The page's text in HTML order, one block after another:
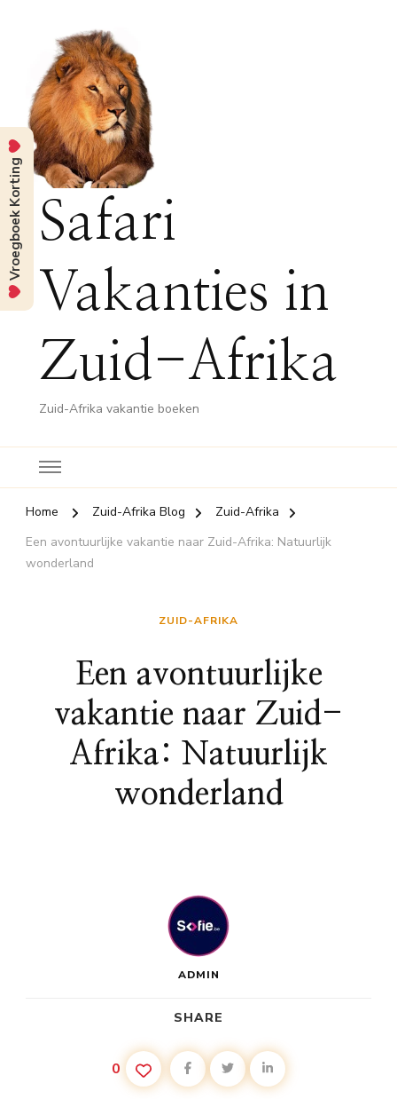
Safari
Vakanties in
Zuid-Afrika
Zuid-Afrika vakantie boeken
Home Zuid-Afrika Blog
Zuid-Afrika
Een avontuurlijke vakantie naar Zuid-Afrika: Natuurlijk
wonderland
ZUID-AFRIKA
Een avontuurlijke
vakantie naar Zuid-
Afrika: Natuurlijk
wonderland
ADMIN
SHARE
0
Vroegboek Korting